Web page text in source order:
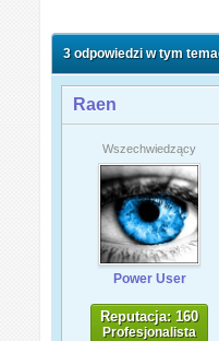
3 odpowiedzi w tym
Raen
Wszechwiedzący
Power User
Reputacja: 160
Profesjonalista